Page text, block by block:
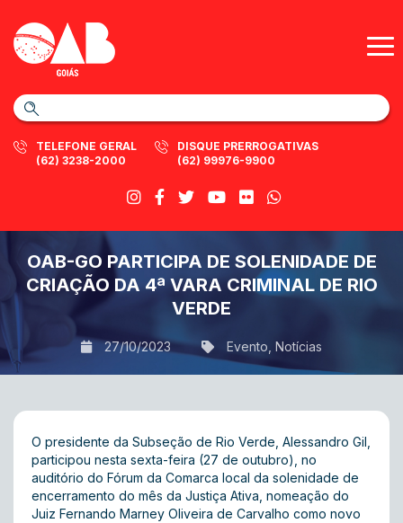
TELEFONE GERAL
(62) 3238-2000
DISQUE PRERROGATIVAS
(62) 99976-9900
OAB-GO PARTICIPA DE SOLENIDADE DE
CRIAÇÃO DA 4ª VARA CRIMINAL DE RIO
VERDE
27/10/2023 Evento Notícias
O presidente da Subseção de Rio Verde, Alessandro Gil,
participou nesta sexta-feira (27 de outubro), no
auditório do Fórum da Comarca local da solenidade de
encerramento do mês da Justiça Ativa, nomeação do
Juiz Fernando Marney Oliveira de Carvalho como novo